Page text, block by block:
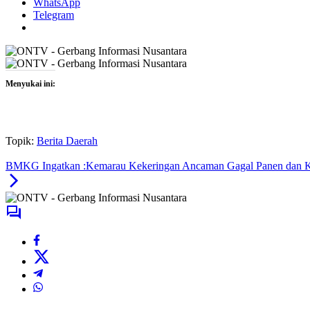
WhatsApp
Telegram
Menyukai ini:
Topik: Berita Daerah
BMKG Ingatkan :Kemarau Kekeringan Ancaman Gagal Panen dan